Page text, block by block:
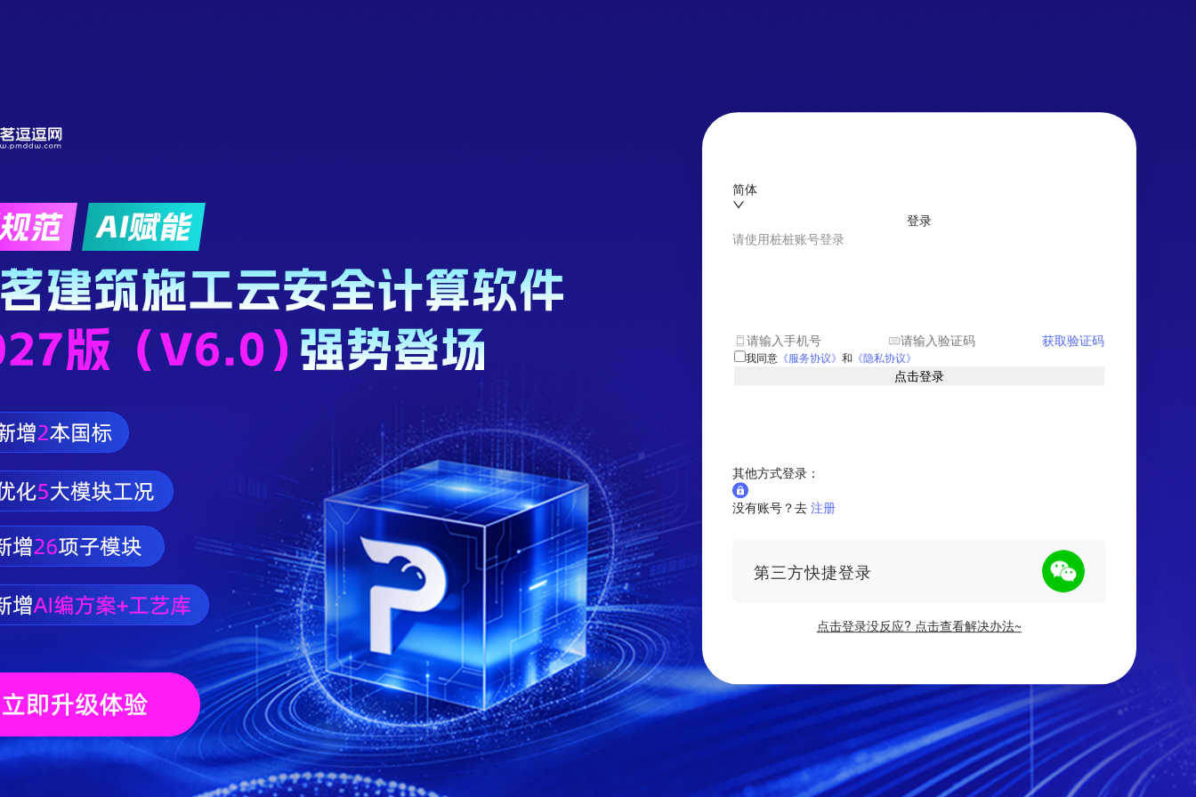
简体
登录
请使用桩桩账号登录
获取验证码
我同意《服务协议》 和 《隐私协议》
点击登录
其他方式登录：
没有账号？去 注册
第三方快捷登录
点击登录没反应? 点击查看解决办法~